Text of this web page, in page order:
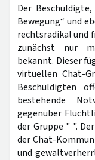
Der
Bewegung“ und
rechtsradikal und
zunächst nur
bekannt. Dieser
virtuellen Chat-
Beschuldigten
bestehende
gegenüber
der Gruppe " ".
der Chat-
und